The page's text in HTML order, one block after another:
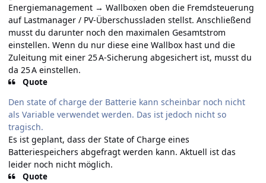
Energiemanagement → Wallboxen oben die Fremdsteuerung
auf Lastmanager / PV-Überschussladen stellst. Anschließend
musst du darunter noch den maximalen Gesamtstrom
einstellen. Wenn du nur diese eine Wallbox hast und die
Zuleitung mit einer 25 A-Sicherung abgesichert ist, musst du
da 25 A einstellen.
Quote
Den state of charge der Batterie kann scheinbar noch nicht
als Variable verwendet werden. Das ist jedoch nicht so
tragisch.
Es ist geplant, dass der State of Charge eines
Batteriespeichers abgefragt werden kann. Aktuell ist das
leider noch nicht möglich.
Quote